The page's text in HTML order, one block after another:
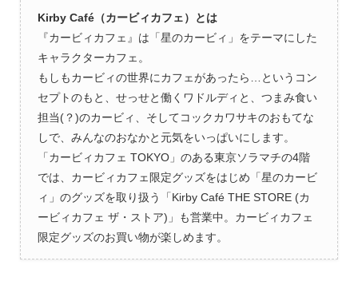
Kirby Café（カービィカフェ）とは
『カービィカフェ』は「星のカービィ」をテーマにした
キャラクターカフェ。
もしもカービィの世界にカフェがあったら…というコン
セプトのもと、せっせと働くワドルディと、つまみ食い
担当(？)のカービィ、そしてコックカワサキのおもてな
しで、みんなのおなかと元気をいっぱいにします。
「カービィカフェ TOKYO」のある東京ソラマチの4階
では、カービィカフェ限定グッズをはじめ「星のカービ
ィ」のグッズを取り扱う「Kirby Café THE STORE (カ
ービィカフェ ザ・ストア)」も営業中。カービィカフェ
限定グッズのお買い物が楽しめます。